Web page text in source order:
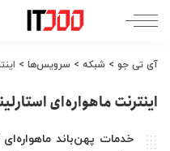
آی تی جو > شبکه > سرویس‌ها >
اینترنت ماهواره‌ای
خدمات پهن‌باند